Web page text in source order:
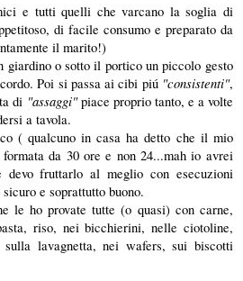
e tutti quelli che varcano la soglia di
di facile consumo e preparato da
il marito!)
giardino o sotto il portico un piccolo gesto
Poi si passa ai cibi piú "consistenti",
di "assaggi"piace proprio tanto, e a volte
a tavola.
( qualcuno in casa ha detto che il mio
da 30 ore e non 24...mah io avrei
devo fruttarlo al meglio con esecuzioni
e soprattutto buono.
le ho provate tutte (o quasi) con carne,
riso, nei bicchierini, nelle ciotoline,
lavagnetta, nei wafers, sui biscotti